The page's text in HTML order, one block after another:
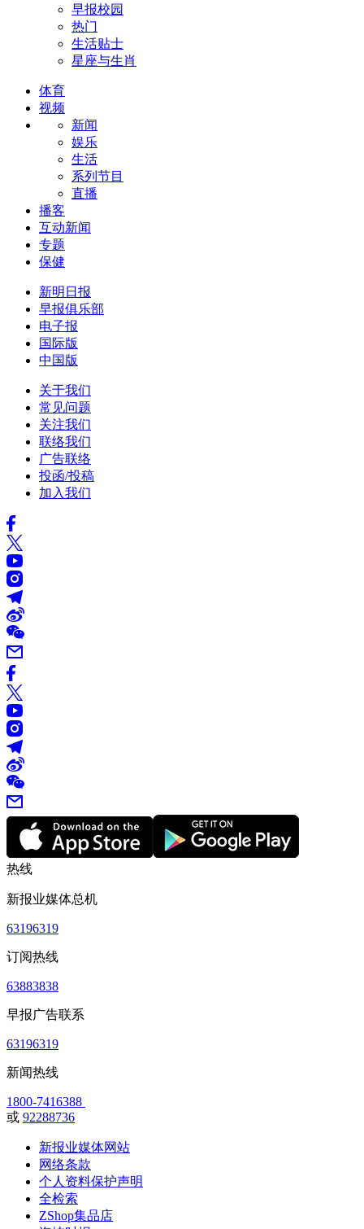
早报校园
热门
生活贴士
星座与生肖
体育
视频
新闻
娱乐
生活
系列节目
直播
播客
互动新闻
专题
保健
新明日报
早报俱乐部
电子报
国际版
中国版
关于我们
常见问题
关注我们
联络我们
广告联络
投函/投稿
加入我们
热线
新报业媒体总机
63196319
订阅热线
63883838
早报广告联系
63196319
新闻热线
1800-7416388
或 92288736
新报业媒体网站
网络条款
个人资料保护声明
全检索
ZShop集品店